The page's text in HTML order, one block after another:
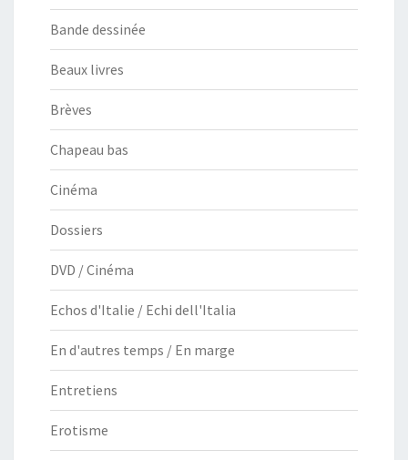
Bande dessinée
Beaux livres
Brèves
Chapeau bas
Cinéma
Dossiers
DVD / Cinéma
Echos d'Italie / Echi dell'Italia
En d'autres temps / En marge
Entretiens
Erotisme